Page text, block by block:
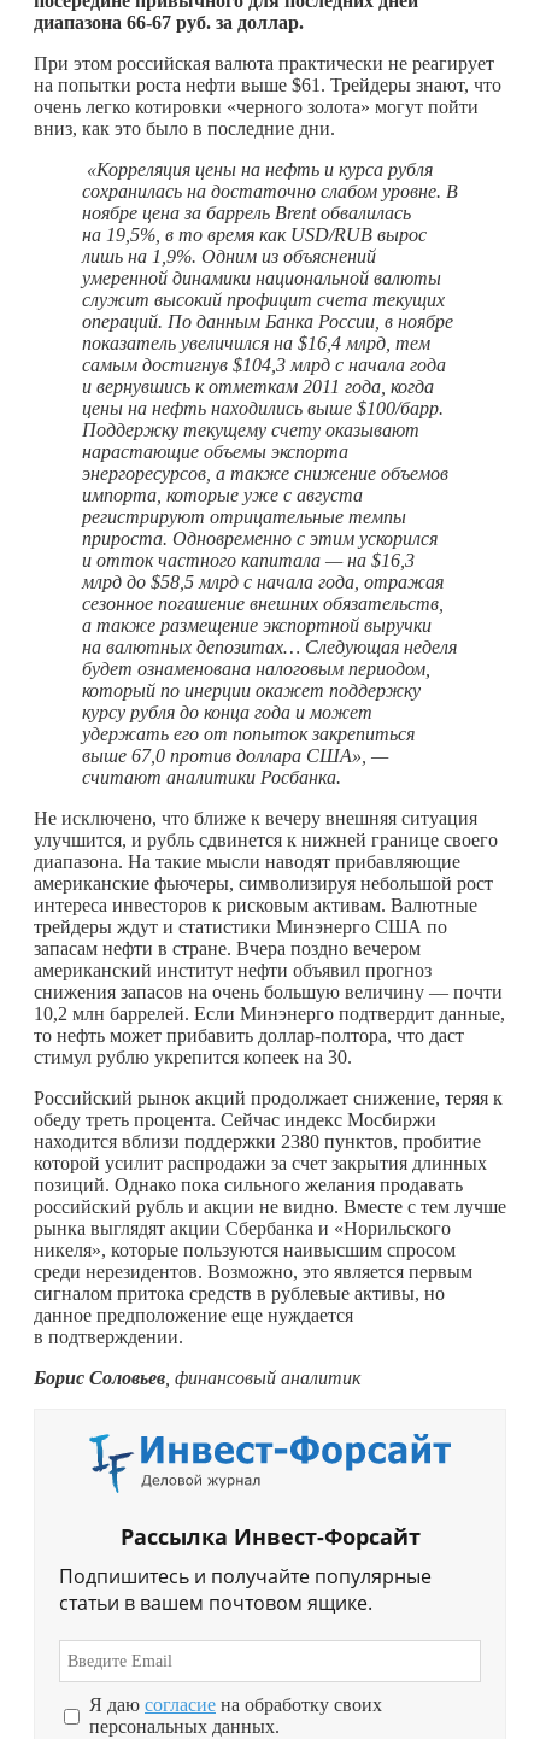
диапазона 66-67 руб. за доллар.
При этом российская валюта практически не реагирует
на попытки роста нефти выше $61. Трейдеры знают, что
очень легко котировки «черного золота» могут пойти
вниз, как это было в последние дни.
«Корреляция цены на нефть и курса рубля
сохранилась на достаточно слабом уровне. В
ноябре цена за баррель Brent обвалилась
на 19,5%, в то время как USD/RUB вырос
лишь на 1,9%. Одним из объяснений
умеренной динамики национальной валюты
служит высокий профицит счета текущих
операций. По данным Банка России, в ноябре
показатель увеличился на $16,4 млрд, тем
самым достигнув $104,3 млрд с начала года
и вернувшись к отметкам 2011 года, когда
цены на нефть находились выше $100/барр.
Поддержку текущему счету оказывают
нарастающие объемы экспорта
энергоресурсов, а также снижение объемов
импорта, которые уже с августа
регистрируют отрицательные темпы
прироста. Одновременно с этим ускорился
и отток частного капитала — на $16,3
млрд до $58,5 млрд с начала года, отражая
сезонное погашение внешних обязательств,
а также размещение экспортной выручки
на валютных депозитах… Следующая неделя
будет ознаменована налоговым периодом,
который по инерции окажет поддержку
курсу рубля до конца года и может
удержать его от попыток закрепиться
выше 67,0 против доллара США», —
считают аналитики Росбанка.
Не исключено, что ближе к вечеру внешняя ситуация
улучшится, и рубль сдвинется к нижней границе своего
диапазона. На такие мысли наводят прибавляющие
американские фьючеры, символизируя небольшой рост
интереса инвесторов к рисковым активам. Валютные
трейдеры ждут и статистики Минэнерго США по
запасам нефти в стране. Вчера поздно вечером
американский институт нефти объявил прогноз
снижения запасов на очень большую величину — почти
10,2 млн баррелей. Если Минэнерго подтвердит данные,
то нефть может прибавить доллар-полтора, что даст
стимул рублю укрепится копеек на 30.
Российский рынок акций продолжает снижение, теряя к
обеду треть процента. Сейчас индекс Мосбиржи
находится вблизи поддержки 2380 пунктов, пробитие
которой усилит распродажи за счет закрытия длинных
позиций. Однако пока сильного желания продавать
российский рубль и акции не видно. Вместе с тем лучше
рынка выглядят акции Сбербанка и «Норильского
никеля», которые пользуются наивысшим спросом
среди нерезидентов. Возможно, это является первым
сигналом притока средств в рублевые активы, но
данное предположение еще нуждается
в подтверждении.
Борис Соловьев , финансовый аналитик
Рассылка Инвест-Форсайт
Подпишитесь и получайте популярные
статьи в вашем почтовом ящике.
Я даю согласие на обработку своих
персональных данных.